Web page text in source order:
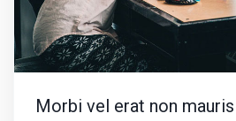
Morbi vel erat non